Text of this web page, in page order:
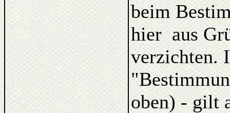
beim
hier aus
verzichten.
oben) - gilt